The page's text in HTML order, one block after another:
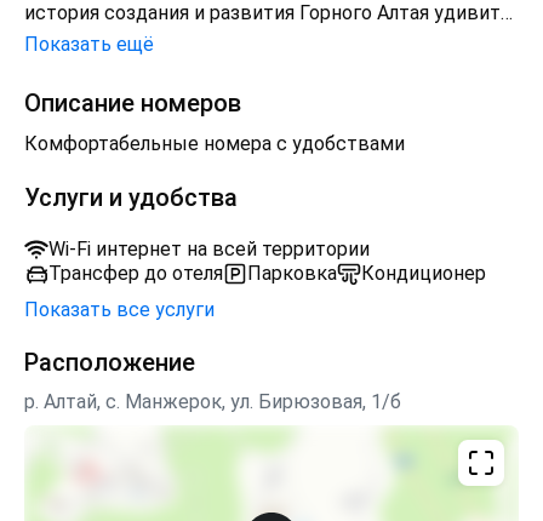
история создания и развития Горного Алтая удивит
вас.
Показать ещё
Описание номеров
Комфортабельные номера с удобствами
Услуги и удобства
Wi-Fi интернет на всей территории
Трансфер до отеля
Парковка
Кондиционер
Показать все услуги
Расположение
р. Алтай, с. Манжерок, ул. Бирюзовая, 1/б